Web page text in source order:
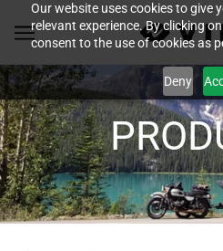
Our website uses cookies to give
relevant experience. By clicking
consent to the use of cookies as
Deny